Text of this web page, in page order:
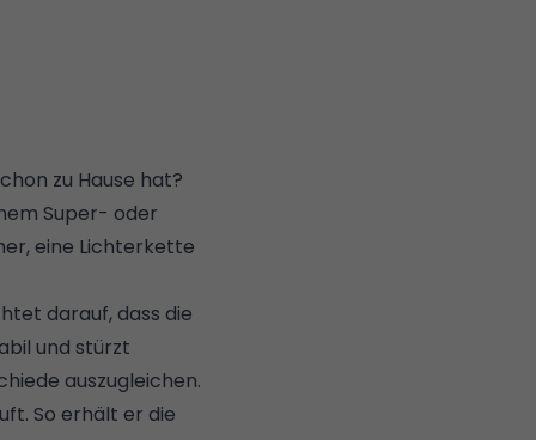
zu Hause hat?
Super- oder
eine Lichterkette
darauf, dass die
und stürzt
auszugleichen.
So erhält er die